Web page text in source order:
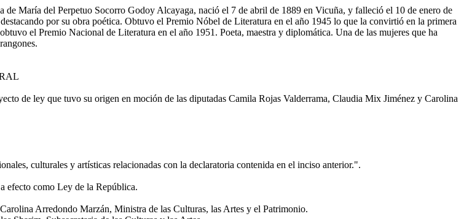
María del Perpetuo Socorro Godoy Alcayaga, nació el 7 de abril de 1889 en Vicuña, y falleció el 10 de enero de
por su obra poética. Obtuvo el Premio Nóbel de Literatura en el año 1945 lo que la convirtió en la primera
el Premio Nacional de Literatura en el año 1951. Poeta, maestra y diplomática. Una de las mujeres que ha
de ley que tuvo su origen en moción de las diputadas Camila Rojas Valderrama, Claudia Mix Jiménez y Carolina
culturales y artísticas relacionadas con la declaratoria contenida en el inciso anterior.".
efecto como Ley de la República.
Arredondo Marzán, Ministra de las Culturas, las Artes y el Patrimonio.